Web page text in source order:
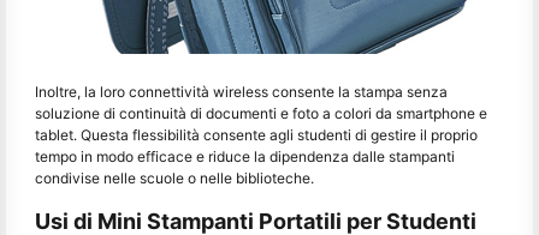
Inoltre, la loro connettività wireless consente la stampa senza
soluzione di continuità di documenti e foto a colori da smartphone e
tablet. Questa flessibilità consente agli studenti di gestire il proprio
tempo in modo efficace e riduce la dipendenza dalle stampanti
condivise nelle scuole o nelle biblioteche.
Usi di Mini Stampanti Portatili per Studenti